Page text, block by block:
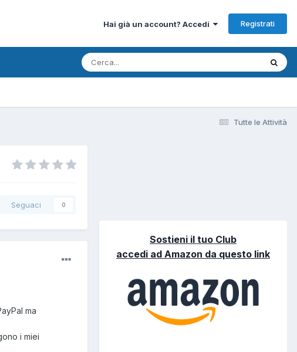
Hai già un account? Accedi Registrati
Tutte le Attività
Seguaci 0
ma
i miei
Sostieni il tuo Club
accedi ad Amazon da questo link